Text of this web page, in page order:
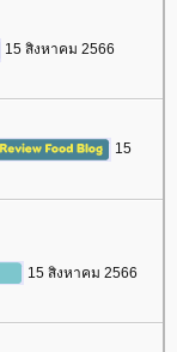
15 สิงหาคม 2566
15
15 สิงหาคม 2566